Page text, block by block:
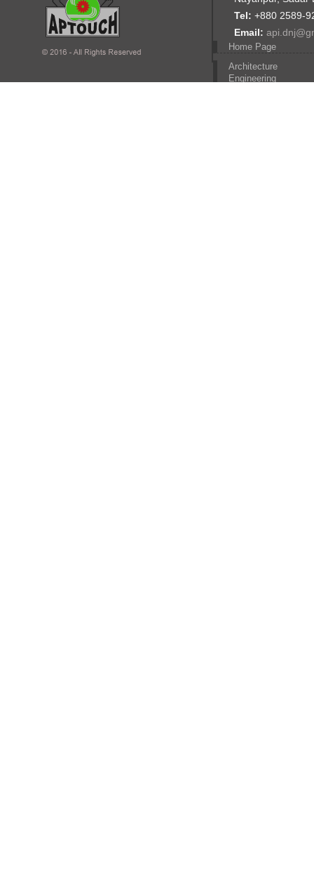
Tel: +880 2589-
Email:
Home Page
Architecture
Engineering